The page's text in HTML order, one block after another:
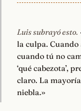
Luis subrayó esto.
la culpa.
cuando tú no
‘qué cabezota’,
claro. La mayoría
niebla.»